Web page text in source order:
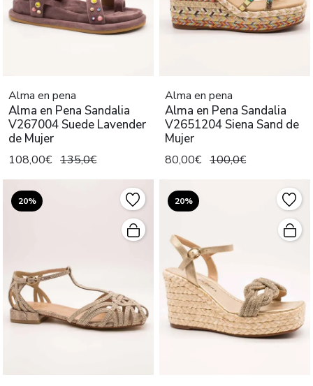
Alma en pena
Alma en Pena Sandalia
V267004 Suede Lavender
de Mujer
108,00€ 135,0€
Alma en pena
Alma en Pena Sandalia
V2651204 Siena Sand de
Mujer
80,00€ 100,0€
20% 20%